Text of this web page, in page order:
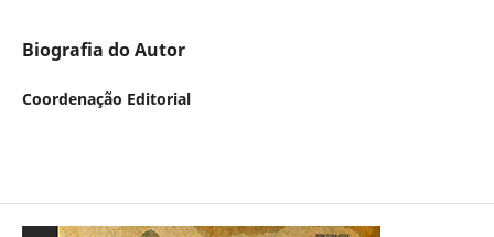
Biografia do Autor
Coordenação Editorial